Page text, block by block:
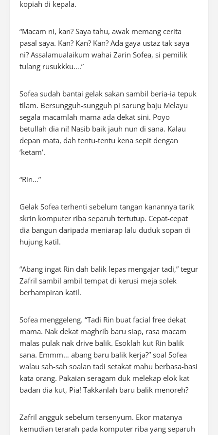
kopiah di kepala.
“Macam ni, kan? Saya tahu, awak memang cerita
pasal saya. Kan? Kan? Kan? Ada gaya ustaz tak saya
ni? Assalamualaikum wahai Zarin Sofea, si pemilik
tulang rusukkku….”
Sofea sudah bantai gelak sakan sambil beria-ia tepuk
tilam. Bersungguh-sungguh pi sarung baju Melayu
segala macamlah mama ada dekat sini. Poyo
betullah dia ni! Nasib baik jauh nun di sana. Kalau
depan mata, dah tentu-tentu kena sepit dengan
‘ketam’.
“Rin…”
Gelak Sofea terhenti sebelum tangan kanannya tarik
skrin komputer riba separuh tertutup. Cepat-cepat
dia bangun daripada meniarap lalu duduk sopan di
hujung katil.
“Abang ingat Rin dah balik lepas mengajar tadi,” tegur
Zafril sambil ambil tempat di kerusi meja solek
berhampiran katil.
Sofea menggeleng. “Tadi Rin buat facial free dekat
mama. Nak dekat maghrib baru siap, rasa macam
malas pulak nak drive balik. Esoklah kut Rin balik
sana. Emmm… abang baru balik kerja?” soal Sofea
walau sah-sah soalan tadi setakat mahu berbasa-basi
kata orang. Pakaian seragam duk melekap elok kat
badan dia kut, Pia! Takkanlah baru balik menoreh?
Zafril angguk sebelum tersenyum. Ekor matanya
kemudian terarah pada komputer riba yang separuh